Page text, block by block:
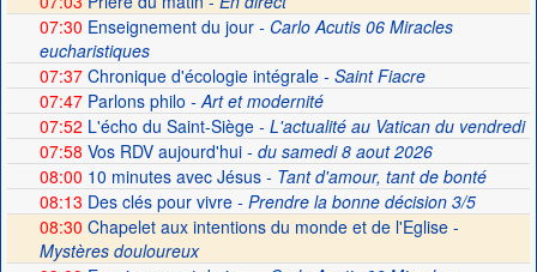
07:30 Enseignement du jour- Carlo Acutis 06 Miracles
eucharistiques
07:37Chronique d'écologie intégrale- Saint Fiacre
07:47Parlons philo - Art et modernité
07:52 L'écho du Saint-Siège- L'actualité au Vatican du vendredi
07:58 Vos RDV aujourd'hui- du samedi 8 aout 2026
08:00 10 minutes avec Jésus- Tant d'amour, tant de bonté
08:13 Des clés pour vivre- Prendre la bonne décision 3/5
08:30 Chapelet aux intentions du monde et de l'Eglise -
Mystères douloureux